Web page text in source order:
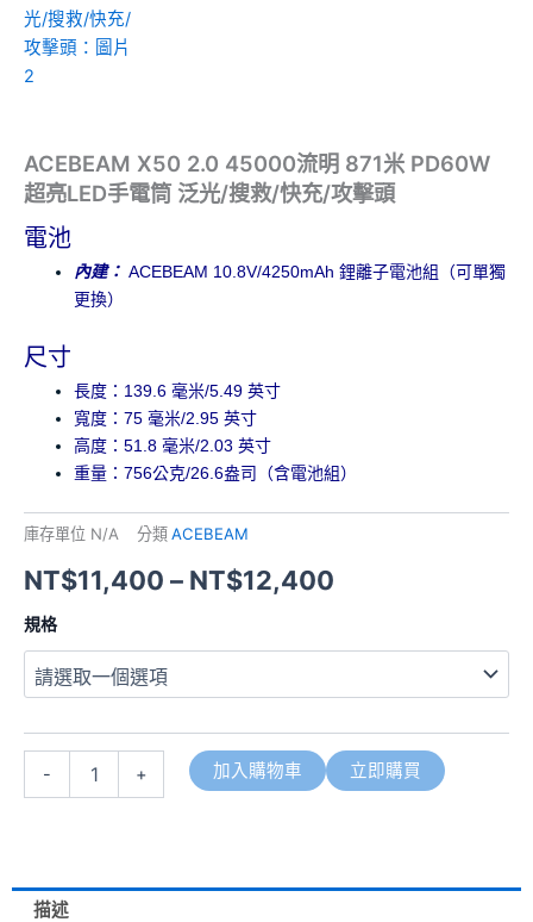
ACEBEAM X50 2.0 45000流明 871米 PD60W
超亮LED手電筒 泛光/搜救/快充/攻擊頭
電池
內建： ACEBEAM 10.8V/4250mAh 鋰離子電池組（可單獨
更換）
尺寸
長度：139.6 毫米/5.49 英寸
寬度：75 毫米/2.95 英寸
高度：51.8 毫米/2.03 英寸
重量：756公克/26.6盎司（含電池組）
庫存單位 N/A 分類ACEBEAM
NT$11,400 – NT$12,400
規格
-
ACEBEAM
2.0
45000
明
手
+ 加入購物車 立即購買
描述